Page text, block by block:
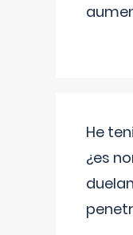
He
¿es